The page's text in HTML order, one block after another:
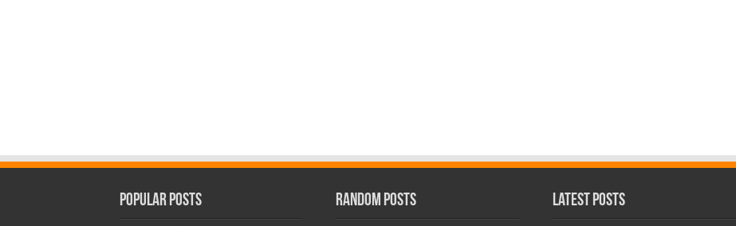
Popular Posts Random Posts Latest Posts